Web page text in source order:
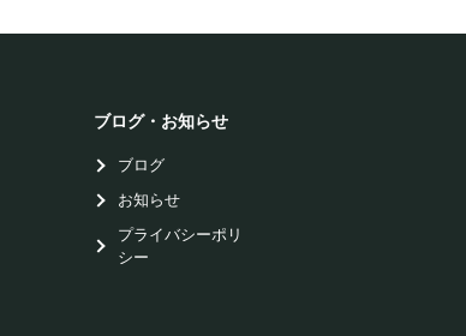
ブログ・お知らせ
ブログ
お知らせ
プライバシーポリ
シー